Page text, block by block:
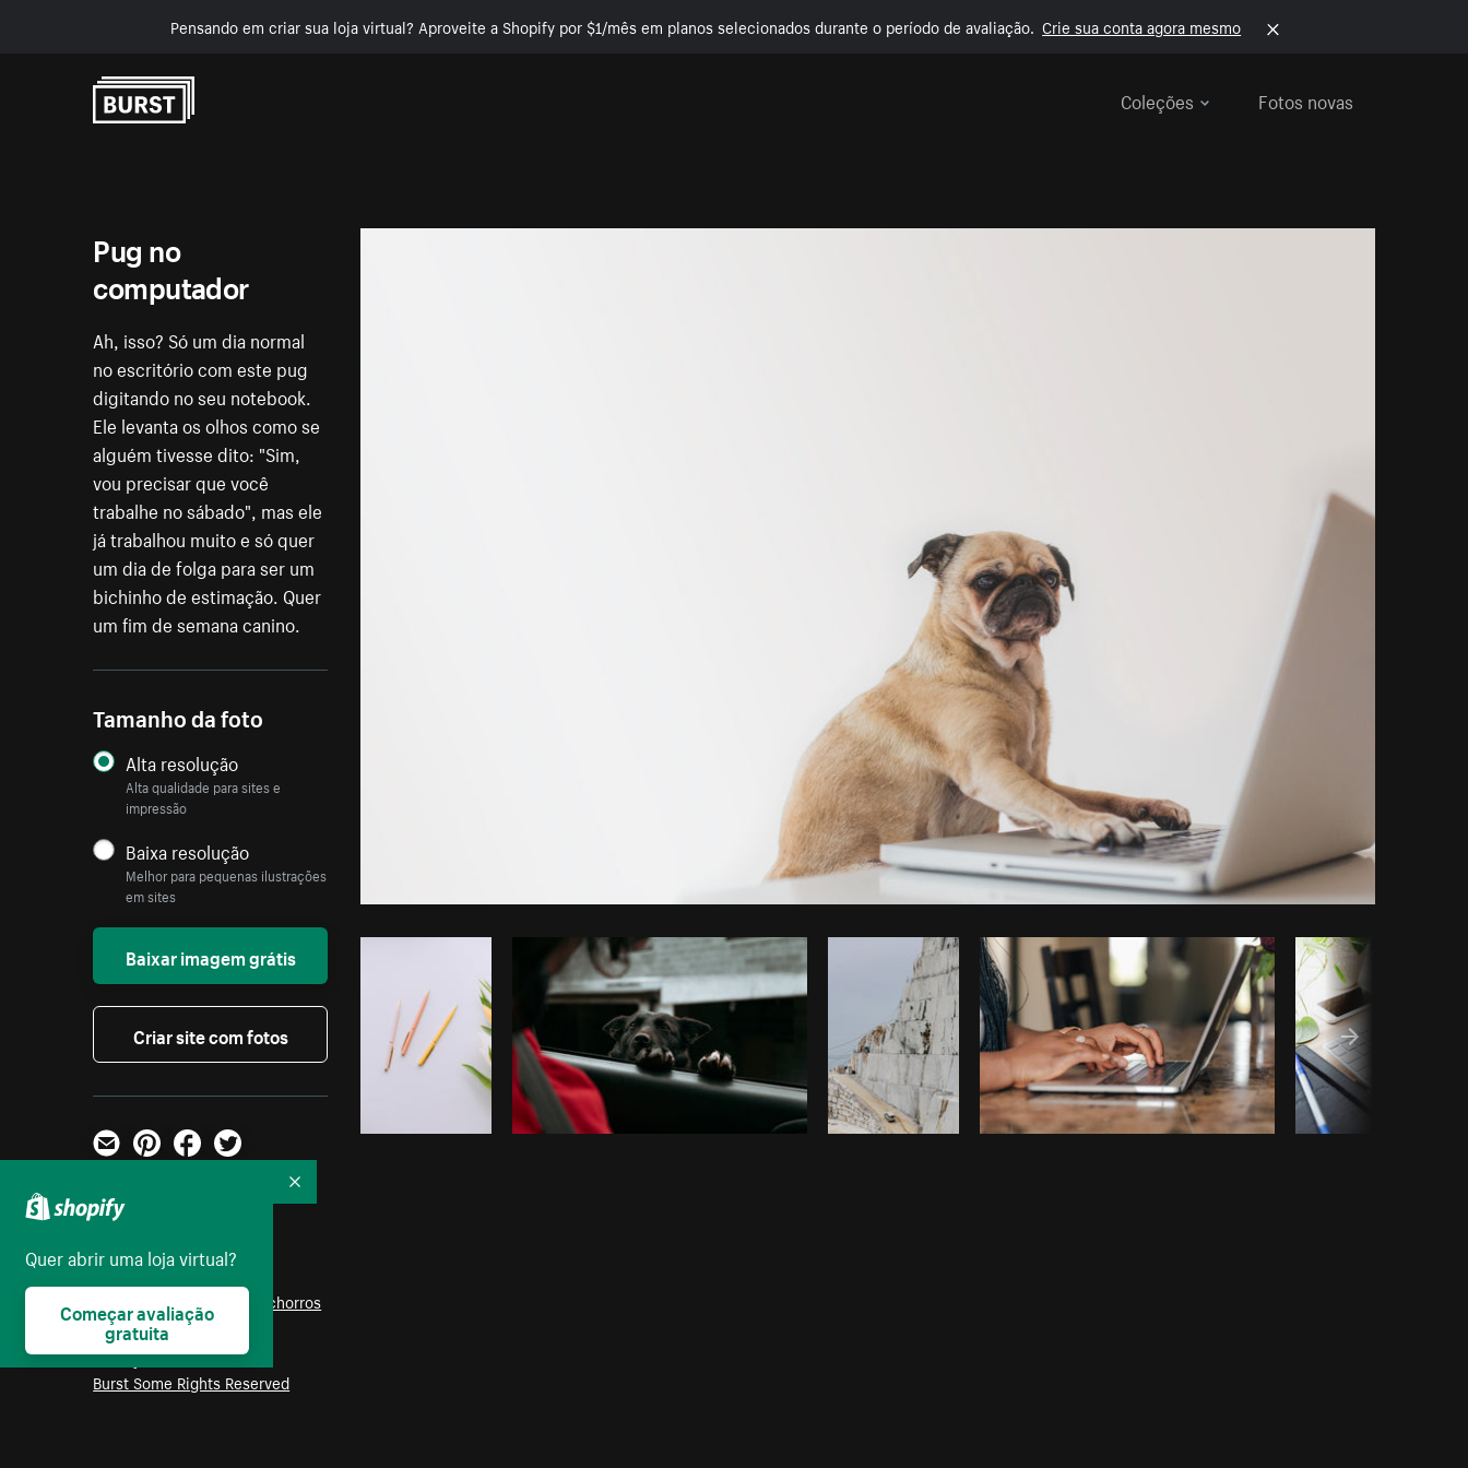
Pensando em criar sua loja virtual? Aproveite a Shopify por $1/mês em planos selecionados durante o período de avaliação. Crie sua conta agora mesmo
Coleções
Fotos novas
Foto da Matthew Henry do Burst Copiar código
Pug no
computador
Ah, isso? Só um dia normal
no escritório com este pug
digitando no seu notebook.
Ele levanta os olhos como se
alguém tivesse dito: "Sim,
vou precisar que você
trabalhe no sábado", mas ele
já trabalhou muito e só quer
um dia de folga para ser um
bichinho de estimação. Quer
um fim de semana canino.
Tamanho da foto
Alta resolução
Alta qualidade para sites e
impressão
Baixa resolução
Melhor para pequenas ilustrações
em sites
Baixar imagem grátis
Criar site com fotos
E-mailPinterestFacebook
Twitter
Foto:
Parte das coleções:
,
Computador
Cachorros
Licença:
Burst Some Rights Reserved
Quer abrir uma loja virtual?
Começar avaliação
gratuita
Recolher